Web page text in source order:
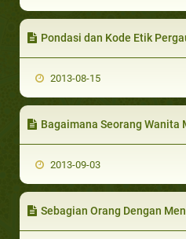
Pondasi dan Kode Etik
2013-08-15
Bagaimana Seorang Wanita Menetapkan
2013-09-03
Sebagian Orang Dengan Menggali